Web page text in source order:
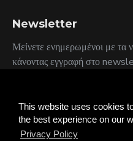
This website uses cookies
the best experience on our
Privacy Policy
Newsletter
Μείνετε ενημερωμένοι με τα
κάνοντας εγγραφή στο
Έχω διαβάσει και αποδέχομαι τους